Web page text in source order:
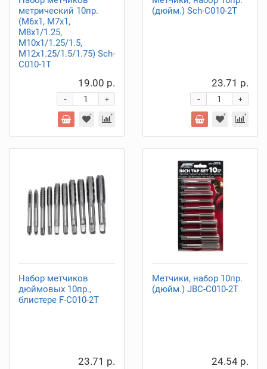
метрический 10пр.
(М6х1, М7х1,
М8х1/1.25,
М10х1/1.25/1.5,
М12х1.25/1.5/1.75) Sch-
C010-1T
19.00 р.
+
-
(дюйм.) Sch-C010-2T
23.71 р.
+
-
Набор метчиков
дюймовых 10пр.,
блистере F-C010-2T
23.71 р.
Метчики, набор 10пр.
(дюйм.) JBC-C010-2T
24.54 р.